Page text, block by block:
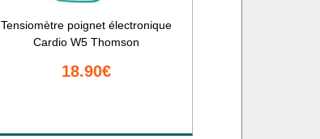
Tensiomètre poignet électronique
Cardio W5 Thomson
18.90€